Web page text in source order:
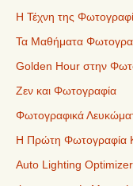
Η Τέχνη της
Τα Μαθήματα
Golden Hour στην
Ζεν και Φωτογραφία
Φωτογραφικά
Η Πρώτη Φωτογραφία
Auto Lighting